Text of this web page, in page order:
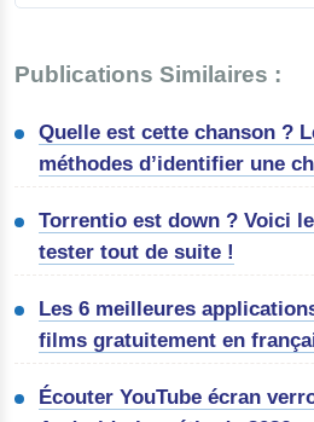
Publications Similaires :
Quelle est cette chanson ?
méthodes d’identifier une
Torrentio est down ? Voici
tester tout de suite !
Les 6 meilleures
films gratuitement en
Écouter YouTube écran